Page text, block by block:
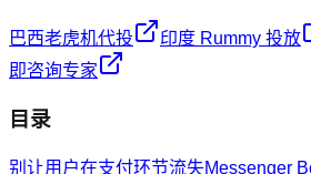
巴西老虎机代投 印度 Rummy 投放
即咨询专家
目录
别让用户在支付环节流失Messenger